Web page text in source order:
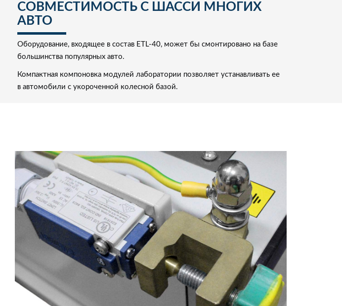
СОВМЕСТИМОСТЬ С ШАССИ МНОГИХ
АВТО
Оборудование, входящее в состав ETL-40, может бы смонтировано на базе
большинства популярных авто.
Компактная компоновка модулей лаборатории позволяет устанавливать ее
в автомобили с укороченной колесной базой.